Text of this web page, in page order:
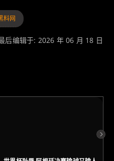
料网
后编辑于: 2026 年 06 月 18 日